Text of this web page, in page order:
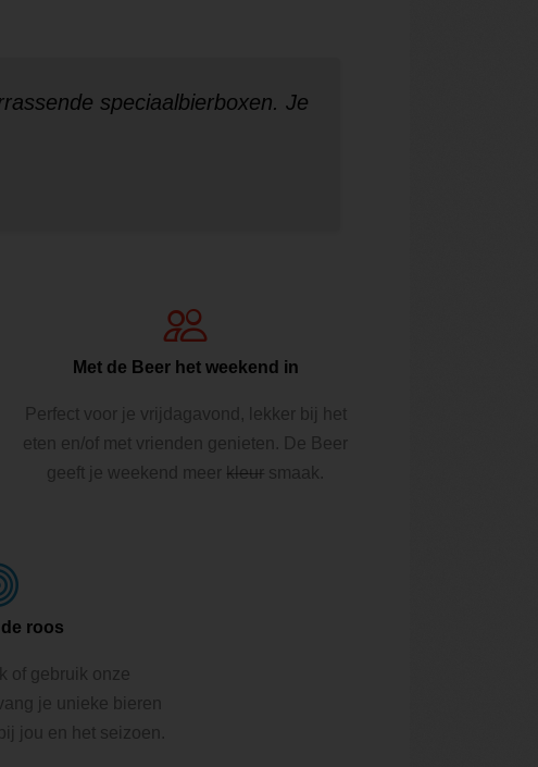
speciaalbierboxen. Je
Met de Beer het weekend in
Perfect voor je vrijdagavond, lekker bij het
eten en/of met vrienden genieten. De Beer
geeft je weekend meer kleur smaak.
roos
of gebruik onze
je unieke bieren
jou en het seizoen.